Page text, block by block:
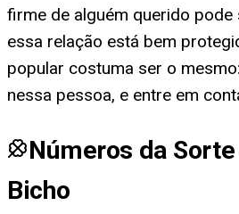
firme de alguém querido pode
essa relação está bem
popular costuma ser o
nessa pessoa, e entre em
Números da
Bicho